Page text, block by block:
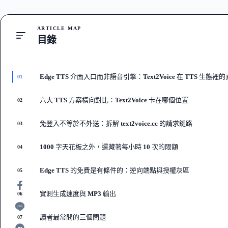
ARTICLE MAP
目錄
01 Edge TTS 介面入口而非語音引擎：Text2Voice 在 TTS 生態裡的
02 六大 TTS 方案橫向對比：Text2Voice 卡在哪個位置
03 免登入不等於不外送：拆解 text2voice.cc 的請求鏈路
04 1000 字天花板之外，還藏著每小時 10 次的限額
05 Edge TTS 的免費是有條件的：逆向端點與授權灰區
06 實測生成速度與 MP3 輸出
07 讀者最常問的三個問題